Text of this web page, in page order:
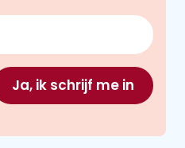
Ja, ik schrijf me in